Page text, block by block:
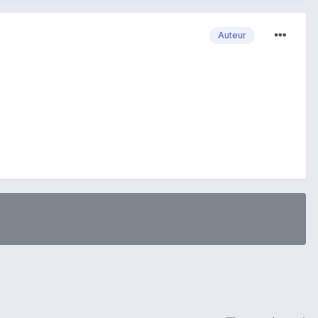
Auteur